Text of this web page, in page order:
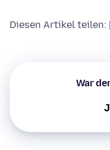
Diesen Artikel teilen:
War